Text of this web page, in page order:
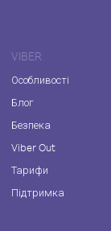
VIBER
Особливості
Блог
Безпека
Viber Out
Тарифи
Підтримка